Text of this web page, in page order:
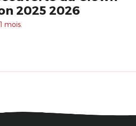
2025 2026
mois.